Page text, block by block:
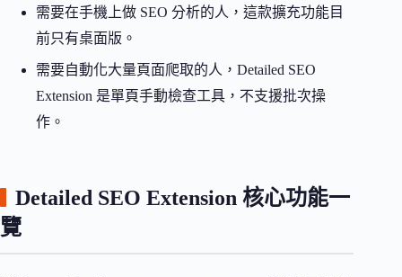
需要在手機上做 SEO 分析的人，這款擴充功能目
前只有桌面版。
需要自動化大量頁面爬取的人，Detailed SEO
Extension 是單頁手動檢查工具，不支援批次操
作。
Detailed SEO Extension 核心功能一
覽